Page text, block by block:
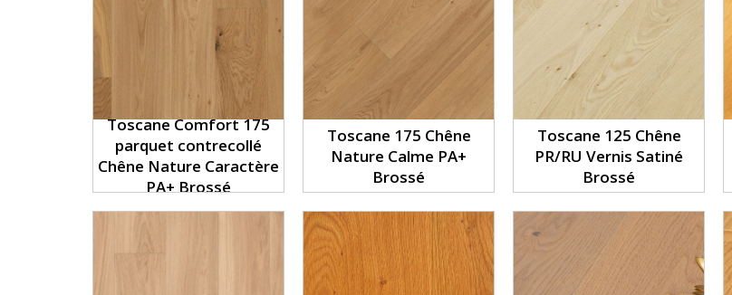
Toscane Comfort 175
parquet contrecollé
Chêne Nature Caractère
PA+ Brossé
Toscane 175 Chêne
Nature Calme PA+
Brossé
Toscane 125 Chêne
PR/RU Vernis Satiné
Brossé